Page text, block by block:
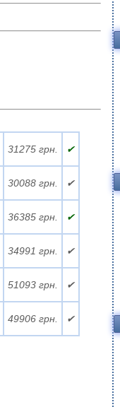
31275 грн. ✔
30088 грн. ✔
36385 грн. ✔
34991 грн. ✔
51093 грн. ✔
49906 грн. ✔